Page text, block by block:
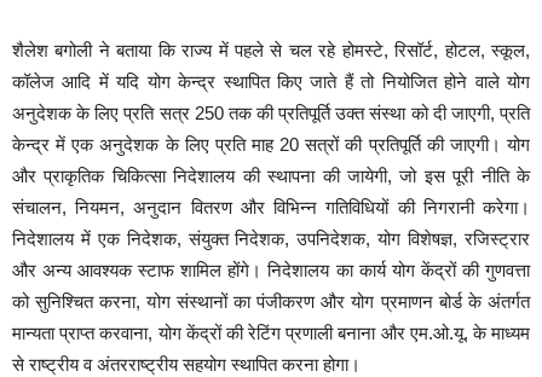
शैलेश बगोली ने बताया कि राज्य में पहले से चल रहे होमस्टे, रिसॉर्ट, होटल, स्कूल,
कॉलेज आदि में यदि योग केन्द्र स्थापित किए जाते हैं तो नियोजित होने वाले योग
अनुदेशक के लिए प्रति सत्र 250 तक की प्रतिपूर्ति उक्त संस्था को दी जाएगी, प्रति
केन्द्र में एक अनुदेशक के लिए प्रति माह 20 सत्रों की प्रतिपूर्ति की जाएगी। योग
और प्राकृतिक चिकित्सा निदेशालय की स्थापना की जायेगी, जो इस पूरी नीति के
संचालन, नियमन, अनुदान वितरण और विभिन्न गतिविधियों की निगरानी करेगा।
निदेशालय में एक निदेशक, संयुक्त निदेशक, उपनिदेशक, योग विशेषज्ञ, रजिस्ट्रार
और अन्य आवश्यक स्टाफ शामिल होंगे। निदेशालय का कार्य योग केंद्रों की गुणवत्ता
को सुनिश्चित करना, योग संस्थानों का पंजीकरण और योग प्रमाणन बोर्ड के अंतर्गत
मान्यता प्राप्त करवाना, योग केंद्रों की रेटिंग प्रणाली बनाना और एम.ओ.यू. के माध्यम
से राष्ट्रीय व अंतरराष्ट्रीय सहयोग स्थापित करना होगा।